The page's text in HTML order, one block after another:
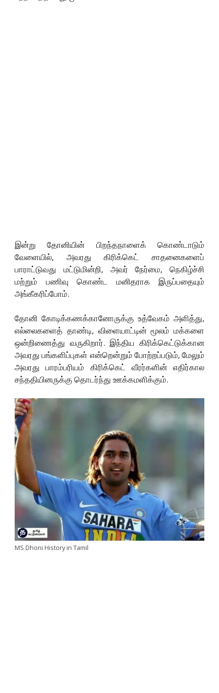
இன்று தோனியின் பிறந்தநாளைக் கொண்டாடும்
வேளையில், அவரது கிரிக்கெட் சாதனைகளைப்
பாராட்டுவது மட்டுமின்றி, அவர் நேர்மை, நெகிழ்ச்சி
மற்றும் பணிவு கொண்ட மனிதராக இருப்பதையும்
அங்கீகரிப்போம்.
தோனி கோடிக்கணக்கானோருக்கு உத்வேகம் அளித்து,
எல்லைகளைத் தாண்டி, விளையாட்டின் மூலம் மக்களை
ஒன்றிணைத்து வருகிறார். இந்திய கிரிக்கெட்டுக்கான
அவரது பங்களிப்புகள் என்றென்றும் போற்றப்படும், மேலும்
அவரது பாரம்பரியம் கிரிக்கெட் வீரர்களின் எதிர்கால
சந்ததியினருக்கு தொடர்ந்து ஊக்கமளிக்கும்.
MS Dhoni History in Tamil